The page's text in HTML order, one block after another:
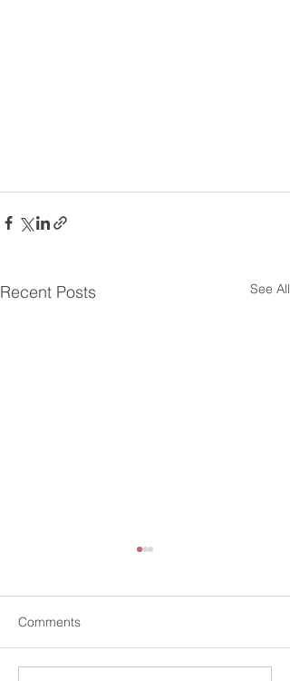
Recent Posts See All
Comments